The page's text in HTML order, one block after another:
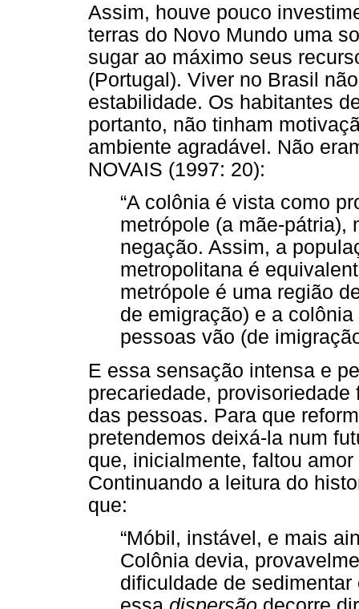
Assim, houve pouco
terras do Novo Mundo uma
sugar ao máximo seus
(Portugal). Viver no Brasil
estabilidade. Os habitantes
portanto, não tinham
ambiente agradável. Não
NOVAIS (1997: 20):
“A colônia é vista como
metrópole (a mãe-pátria),
negação. Assim, a
metropolitana é
metrópole é uma região
de emigração) e a
pessoas vão (de
E essa sensação intensa e
precariedade,
das pessoas. Para que
pretendemos deixá-la num
que, inicialmente, faltou
Continuando a leitura do
que:
“Móbil, instável, e mais
Colônia devia,
dificuldade de